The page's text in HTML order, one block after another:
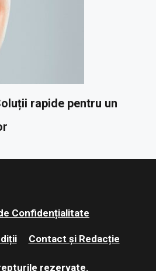
rapide pentru un
Confidențialitate
Contact și Redacție
rezervate.